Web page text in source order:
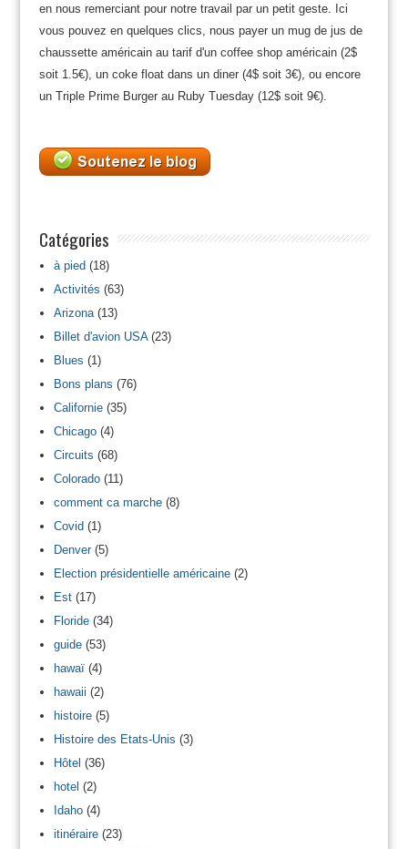
en nous remerciant pour notre travail par un petit geste. Ici
vous pouvez en quelques clics, nous payer un mug de jus de
chaussette américain au tarif d'un coffee shop américain (2$
soit 1.5€), un coke float dans un diner (4$ soit 3€), ou encore
un Triple Prime Burger au Ruby Tuesday (12$ soit 9€).
Catégories
à pied(18)
Activités (63)
Arizona(13)
Billet d'avion USA(23)
Blues (1)
Bons plans (76)
Californie(35)
Chicago(4)
Circuits (68)
Colorado(11)
comment ca marche(8)
Covid(1)
Denver(5)
Election présidentielle américaine(2)
Est(17)
Floride(34)
guide(53)
hawaï(4)
hawaii (2)
histoire(5)
Histoire des Etats-Unis (3)
Hôtel (36)
hotel (2)
Idaho(4)
itinéraire(23)